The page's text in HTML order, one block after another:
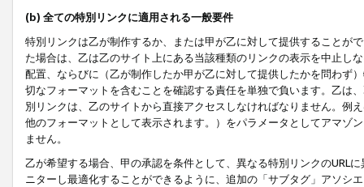
(b) 全ての特別リンクに適用される一般要件
特別リンクは乙が制作するか、または甲が乙に対して提供することが
た場合は、乙は乙のサイト上にある当該種類のリンクの表示を中止し
配置、ならびに（乙が制作したか甲が乙に対して提供したかを問わず
切なフォーマットを含むことを確認する責任を単独で負います。乙は
別リンクは、乙のサイトから直接アクセスしなければなりません。例
他のフォーマットとして表示されます。）をパラメータとしてアマゾ
ません。
乙が希望する場合、甲の承認を条件として、異なる特別リンクのURL
ニターし最適化することができるように、追加の「サブタグ」アソシ